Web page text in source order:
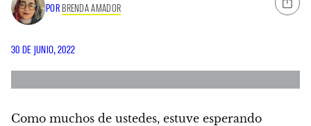
POR BRENDA AMADOR
30 DE JUNIO, 2022
Como muchos de ustedes, estuve esperando